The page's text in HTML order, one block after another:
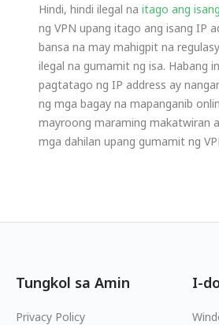
Hindi, hindi ilegal na itago ang
ng VPN upang itago ang isang IP
bansa na may mahigpit na
ilegal na gumamit ng isa. Habang
pagtatago ng IP address ay
ng mga bagay na mapanganib
mayroong maraming makatwiran
mga dahilan upang gumamit ng
Tungkol sa Amin
Privacy Policy
I-